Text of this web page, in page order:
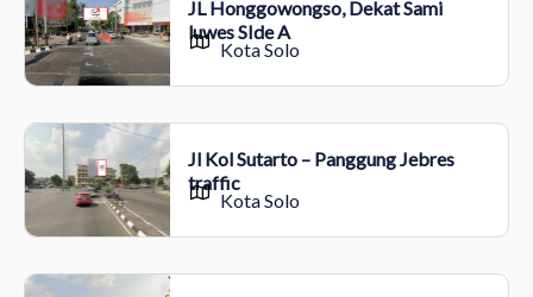
JL Honggowongso, Dekat Sami
luwes SIde A
Kota Solo
Jl Kol Sutarto – Panggung Jebres
traffic
Kota Solo